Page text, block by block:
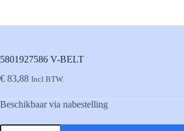
5801927586 V-BELT
€ 83,88 Incl BTW.
Beschikbaar via nabestelling
5801927586